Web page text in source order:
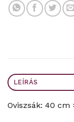
LEÍRÁS
Oviszsák: 40 cm